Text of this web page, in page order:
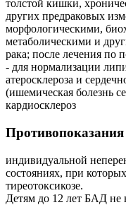
толстой кишки,
других предраковых
морфологическими,
метаболическими и
рака; после лечения по
- для нормализации
атеросклероза и
(ишемическая болезнь
кардиосклероз
Противопоказания
индивидуальной
состояниях, при
тиреотоксикозе.
Детям до 12 лет БАД не